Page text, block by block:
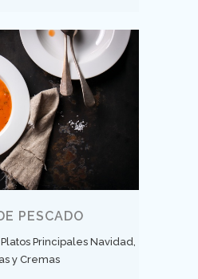
PESCADO
Principales Navidad,
y Cremas